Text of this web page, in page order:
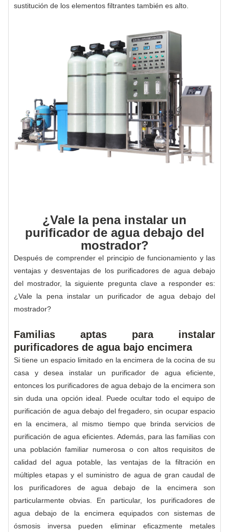
sustitución de los elementos filtrantes también es alto.
¿Vale la pena instalar un
purificador de agua debajo del
mostrador?
Después de comprender el principio de funcionamiento y las
ventajas y desventajas de los purificadores de agua debajo
del mostrador, la siguiente pregunta clave a responder es:
¿Vale la pena instalar un purificador de agua debajo del
mostrador?
Familias aptas para instalar
purificadores de agua bajo encimera
Si tiene un espacio limitado en la encimera de la cocina de su
casa y desea instalar un purificador de agua eficiente,
entonces los purificadores de agua debajo de la encimera son
sin duda una opción ideal. Puede ocultar todo el equipo de
purificación de agua debajo del fregadero, sin ocupar espacio
en la encimera, al mismo tiempo que brinda servicios de
purificación de agua eficientes. Además, para las familias con
una población familiar numerosa o con altos requisitos de
calidad del agua potable, las ventajas de la filtración en
múltiples etapas y el suministro de agua de gran caudal de
los purificadores de agua debajo de la encimera son
particularmente obvias. En particular, los purificadores de
agua debajo de la encimera equipados con sistemas de
ósmosis inversa pueden eliminar eficazmente metales